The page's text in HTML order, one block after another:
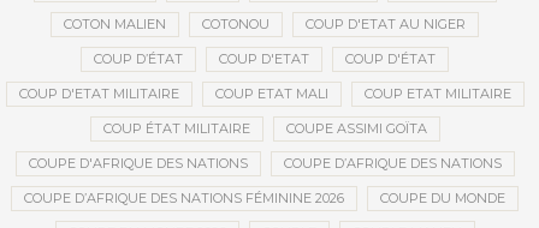
COTON MALIEN COTONOU COUP D'ETAT AU NIGER
COUP D’ÉTAT COUP D'ETAT COUP D'ÉTAT
COUP D'ETAT MILITAIRE COUP ETAT MALI COUP ETAT MILITAIRE
COUP ÉTAT MILITAIRE COUPE ASSIMI GOÏTA
COUPE D'AFRIQUE DES NATIONS COUPE D’AFRIQUE DES NATIONS
COUPE D’AFRIQUE DES NATIONS FÉMININE 2026 COUPE DU MONDE